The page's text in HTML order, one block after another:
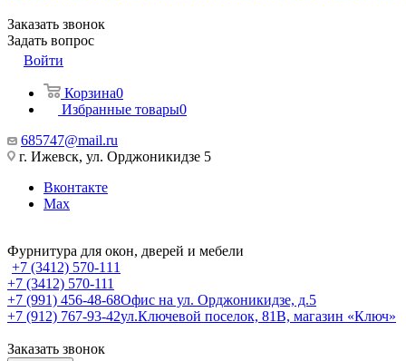
Заказать звонок
Задать вопрос
Войти
Корзина0
Избранные товары0
685747@mail.ru
г. Ижевск, ул. Орджоникидзе 5
Вконтакте
Max
Фурнитура для окон, дверей и мебели
+7 (3412) 570-111
+7 (3412) 570-111
+7 (991) 456-48-68Офис на ул. Орджоникидзе, д.5
+7 (912) 767-93-42ул.Ключевой поселок, 81В, магазин «Ключ»
Заказать звонок